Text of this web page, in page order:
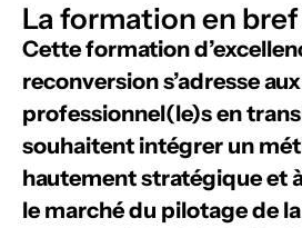
La formation en bref
Cette formation
reconversion s’adresse aux
professionnel(le)s en
souhaitent intégrer un
hautement stratégique et
le marché du pilotage de